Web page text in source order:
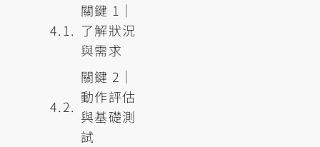
關鍵 1｜
了解狀況
與需求
關鍵 2｜
動作評估
與基礎測
試